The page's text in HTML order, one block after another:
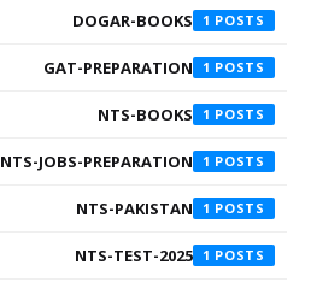
DOGAR-BOOKS 1
GAT-PREPARATION 1
NTS-BOOKS 1
NTS-JOBS-PREPARATION 1
NTS-PAKISTAN 1
NTS-TEST-2025 1